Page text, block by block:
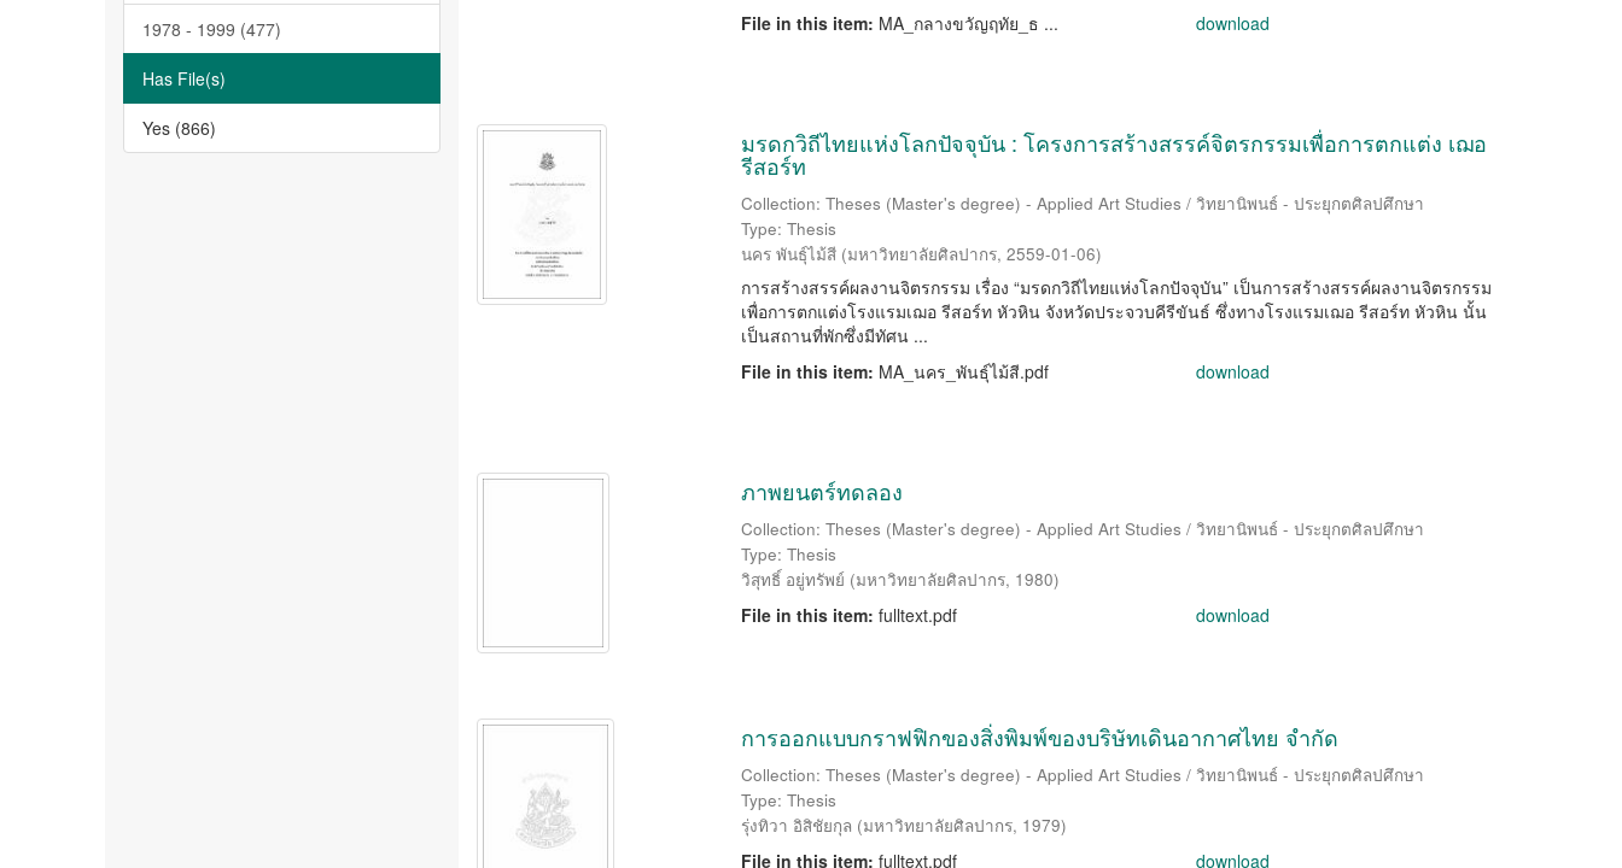
1978 - 1999 (477)
Has File(s)
Yes (866)
File in this item: MA_กลางขวัญฤทัย_ธ ... download
มรดกวิถีไทยแห่งโลกปัจจุบัน : โครงการสร้างสรรค์จิตรกรรมเพื่อการตกแต่ง เฌอ
รีสอร์ท
Collection: Theses (Master's degree) - Applied Art Studies / วิทยานิพนธ์ - ประยุกตศิลปศึกษา
Type: Thesis
นคร พันธุ์ไม้สี (มหาวิทยาลัยศิลปากร, 2559-01-06)
การสร้างสรรค์ผลงานจิตรกรรม เรื่อง “มรดกวิถีไทยแห่งโลกปัจจุบัน” เป็นการสร้างสรรค์ผลงานจิตรกรรม
เพื่อการตกแต่งโรงแรมเฌอ รีสอร์ท หัวหิน จังหวัดประจวบคีรีขันธ์ ซึ่งทางโรงแรมเฌอ รีสอร์ท หัวหิน นั้น
เป็นสถานที่พักซึ่งมีทัศน ...
File in this item: MA_นคร_พันธุ์ไม้สี.pdf download
ภาพยนตร์ทดลอง
Collection: Theses (Master's degree) - Applied Art Studies / วิทยานิพนธ์ - ประยุกตศิลปศึกษา
Type: Thesis
วิสุทธิ์ อยู่ทรัพย์ (มหาวิทยาลัยศิลปากร, 1980)
File in this item: fulltext.pdf download
การออกแบบกราฟฟิกของสิ่งพิมพ์ของบริษัทเดินอากาศไทย จำกัด
Collection: Theses (Master's degree) - Applied Art Studies / วิทยานิพนธ์ - ประยุกตศิลปศึกษา
Type: Thesis
รุ่งทิวา อิสิชัยกุล (มหาวิทยาลัยศิลปากร, 1979)
File in this item: fulltext.pdf download